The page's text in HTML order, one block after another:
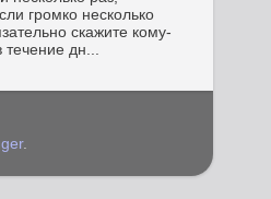
громко несколько
скажите кому-
течение дн...
.